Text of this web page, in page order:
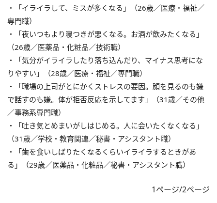
・「イライラして、ミスが多くなる」（26歳／医療・福祉／
専門職）
・「夜いつもより寝つきが悪くなる。お酒が飲みたくなる」
（26歳／医薬品・化粧品／技術職）
・「気分がイライラしたり落ち込んだり、マイナス思考にな
りやすい」（28歳／医療・福祉／専門職）
・「職場の上司がとにかくストレスの要因。顔を見るのも嫌
で話すのも嫌。体が拒否反応を示してます」（31歳／その他
／事務系専門職）
・「吐き気とめまいがしはじめる。人に会いたくなくなる」
（31歳／学校・教育関連／秘書・アシスタント職）
・「歯を食いしばりたくなるくらいイライラするときがあ
る」（29歳／医薬品・化粧品／秘書・アシスタント職）
1ページ/2ページ